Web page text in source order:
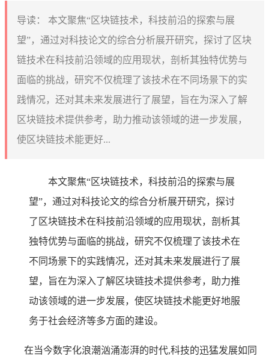
导读：
本文聚焦“区块链技术，科技前沿的探索与展
望”，通过对科技论文的综合分析展开研究，探讨了区块
链技术在科技前沿领域的应用现状，剖析其独特优势与
面临的挑战，研究不仅梳理了该技术在不同场景下的实
践情况，还对其未来发展进行了展望，旨在为深入了解
区块链技术提供参考，助力推动该领域的进一步发展，
使区块链技术能更好...
本文聚焦“区块链技术，科技前沿的探索与展
望”，通过对科技论文的综合分析展开研究，探讨
了区块链技术在科技前沿领域的应用现状，剖析其
独特优势与面临的挑战，研究不仅梳理了该技术在
不同场景下的实践情况，还对其未来发展进行了展
望，旨在为深入了解区块链技术提供参考，助力推
动该领域的进一步发展，使区块链技术能更好地服
务于社会经济等多方面的建设。
在当今数字化浪潮汹涌澎湃的时代,科技的迅猛发展如同